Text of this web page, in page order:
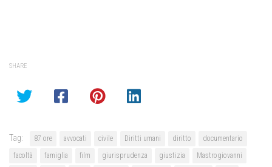
SHARE
Tag: 87 ore avvocati civile Diritti umani diritto
documentario
facoltà
famiglia film giurisprudenza giustizia
Mastrogiovanni